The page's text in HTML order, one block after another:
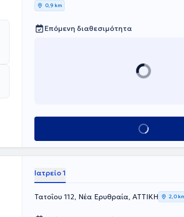
0,9 km
Επόμενη διαθεσιμότητα
Κλείσε ραντεβού
Ιατρείο 1
Τατοΐου 112, Νέα Ερυθραία, ΑΤΤΙΚΗ 2,0